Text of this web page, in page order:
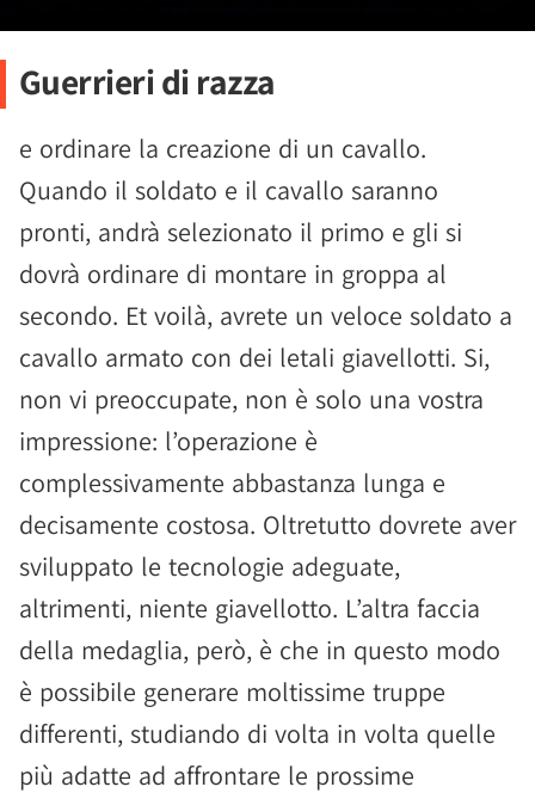
Guerrieri di razza
e ordinare la creazione di un cavallo.
Quando il soldato e il cavallo saranno
pronti, andrà selezionato il primo e gli si
dovrà ordinare di montare in groppa al
secondo. Et voilà, avrete un veloce soldato a
cavallo armato con dei letali giavellotti. Si,
non vi preoccupate, non è solo una vostra
impressione: l’operazione è
complessivamente abbastanza lunga e
decisamente costosa. Oltretutto dovrete aver
sviluppato le tecnologie adeguate,
altrimenti, niente giavellotto. L’altra faccia
della medaglia, però, è che in questo modo
è possibile generare moltissime truppe
differenti, studiando di volta in volta quelle
più adatte ad affrontare le prossime